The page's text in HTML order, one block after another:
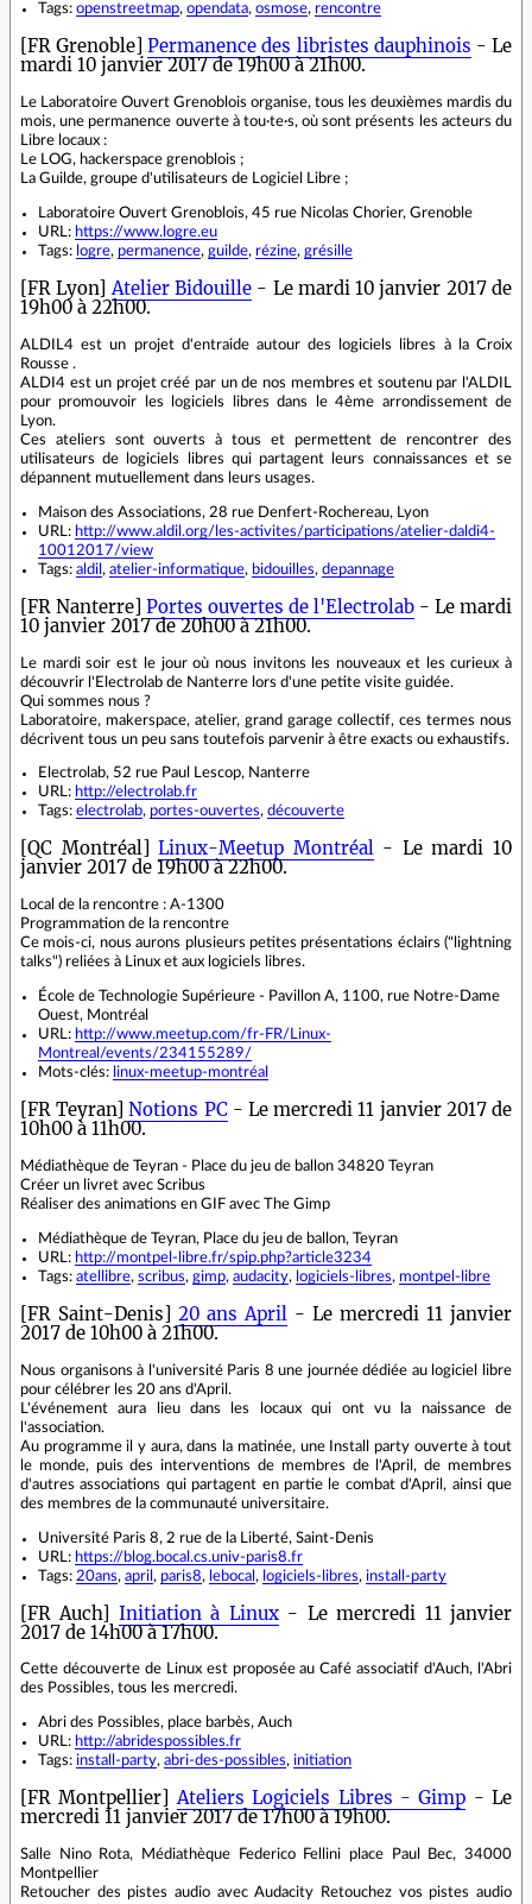
Tags: openstreetmap, opendata, osmose, rencontre
[FR Grenoble]Permanence des libristes dauphinois - Le
mardi 10 janvier 2017 de 19h00 à 21h00.
Le Laboratoire Ouvert Grenoblois organise, tous les deuxièmes mardis du
mois, une permanence ouverte à tou·te·s, où sont présents les acteurs du
Libre locaux :
Le LOG, hackerspace grenoblois ;
La Guilde, groupe d'utilisateurs de Logiciel Libre ;
Laboratoire Ouvert Grenoblois, 45 rue Nicolas Chorier, Grenoble
URL: https://www.logre.eu
Tags: logre, permanence, guilde, rézine, grésille
[FR Lyon]Atelier Bidouille- Le mardi 10 janvier 2017 de
19h00 à 22h00.
ALDIL4 est un projet d'entraide autour des logiciels libres à la Croix
Rousse .
ALDI4 est un projet créé par un de nos membres et soutenu par l'ALDIL
pour promouvoir les logiciels libres dans le 4ème arrondissement de
Lyon.
Ces ateliers sont ouverts à tous et permettent de rencontrer des
utilisateurs de logiciels libres qui partagent leurs connaissances et se
dépannent mutuellement dans leurs usages.
Maison des Associations, 28 rue Denfert-Rochereau, Lyon
URL: http://www.aldil.org/les-activites/participations/atelier-daldi4-
10012017/view
Tags: aldil , atelier-informatique, bidouilles, depannage
[FR Nanterre] Portes ouvertes de l'Electrolab - Le mardi
10 janvier 2017 de 20h00 à 21h00.
Le mardi soir est le jour où nous invitons les nouveaux et les curieux à
découvrir l'Electrolab de Nanterre lors d'une petite visite guidée.
Qui sommes nous ?
Laboratoire, makerspace, atelier, grand garage collectif, ces termes nous
décrivent tous un peu sans toutefois parvenir à être exacts ou exhaustifs.
Electrolab, 52 rue Paul Lescop, Nanterre
URL: http://electrolab.fr
Tags: electrolab, portes-ouvertes, découverte
[QC Montréal]Linux-Meetup Montréal- Le mardi 10
janvier 2017 de 19h00 à 22h00.
Local de la rencontre : A-1300
Programmation de la rencontre
Ce mois-ci, nous aurons plusieurs petites présentations éclairs ("lightning
talks") reliées à Linux et aux logiciels libres.
École de Technologie Supérieure - Pavillon A, 1100, rue Notre-Dame
Ouest, Montréal
URL: http://www.meetup.com/fr-FR/Linux-
Montreal/events/234155289/
Mots-clés: linux-meetup-montréal
[FR Teyran]Notions PC- Le mercredi 11 janvier 2017 de
10h00 à 11h00.
Médiathèque de Teyran - Place du jeu de ballon 34820 Teyran
Créer un livret avec Scribus
Réaliser des animations en GIF avec The Gimp
Médiathèque de Teyran, Place du jeu de ballon, Teyran
URL: http://montpel-libre.fr/spip.php?article3234
Tags: atellibre, scribus, gimp, audacity, logiciels-libres, montpel-libre
[FR Saint-Denis] 20 ans April - Le mercredi 11 janvier
2017 de 10h00 à 21h00.
Nous organisons à l'université Paris 8 une journée dédiée au logiciel libre
pour célébrer les 20 ans d'April.
L'événement aura lieu dans les locaux qui ont vu la naissance de
l'association.
Au programme il y aura, dans la matinée, une Install party ouverte à tout
le monde, puis des interventions de membres de l'April, de membres
d'autres associations qui partagent en partie le combat d'April, ainsi que
des membres de la communauté universitaire.
Université Paris 8, 2 rue de la Liberté, Saint-Denis
URL: https://blog.bocal.cs.univ-paris8.fr
Tags: 20ans, april , paris8, lebocal , logiciels-libres, install-party
[FR Auch] Initiation à Linux- Le mercredi 11 janvier
2017 de 14h00 à 17h00.
Cette découverte de Linux est proposée au Café associatif d'Auch, l'Abri
des Possibles, tous les mercredi.
Abri des Possibles, place barbès, Auch
URL: http://abridespossibles.fr
Tags: install-party, abri-des-possibles, initiation
[FR Montpellier]Ateliers Logiciels Libres - Gimp - Le
mercredi 11 janvier 2017 de 17h00 à 19h00.
Salle Nino Rota, Médiathèque Federico Fellini place Paul Bec, 34000
Montpellier
Retoucher des pistes audio avec Audacity Retouchez vos pistes audio